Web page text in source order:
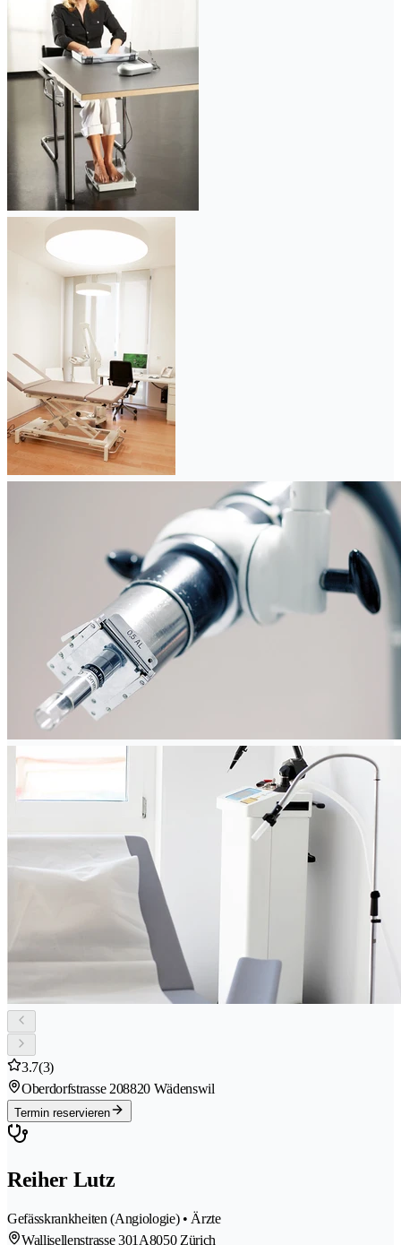
3.7(3)
Oberdorfstrasse 208820 Wädenswil
Termin reservieren
Reiher Lutz
Gefässkrankheiten (Angiologie) • Ärzte
Wallisellenstrasse 301A8050 Zürich